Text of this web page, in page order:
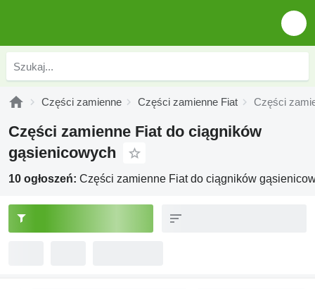
Części zamienne Części zamienne Fiat Części
Części zamienne Fiat do ciągników
gąsienicowych
10 ogłoszeń: Części zamienne Fiat do ciągników